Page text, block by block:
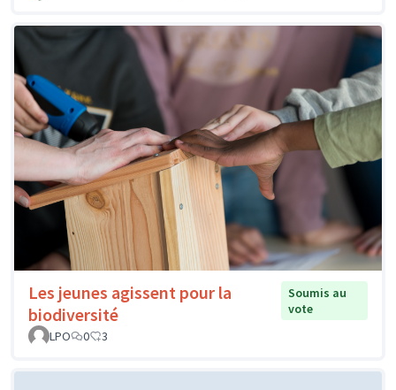
Les jeunes agissent pour la
biodiversité
Soumis au
vote
LPO
0 3